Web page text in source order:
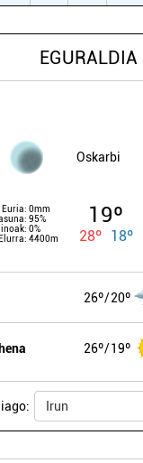
EGURALDIA
Oskarbi
Euria: 0mm
95%
0%
Elurra: 4400m
19º
28º 18º
26º 20º
26º 19º
Irun